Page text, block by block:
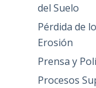
del Suelo
Pérdida de
Erosión
Prensa y
Procesos